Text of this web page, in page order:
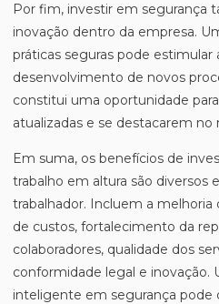
Por fim, investir em segurança
inovação dentro da empresa.
práticas seguras pode estimular
desenvolvimento de novos
constitui uma oportunidade
atualizadas e se destacarem
Em suma, os benefícios de
trabalho em altura são diversos
trabalhador. Incluem a melhoria
de custos, fortalecimento da
colaboradores, qualidade dos
conformidade legal e inovação.
inteligente em segurança pode